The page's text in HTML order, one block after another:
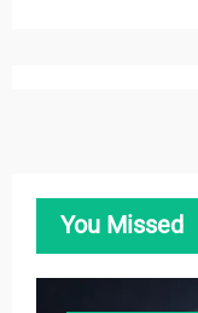
You Missed